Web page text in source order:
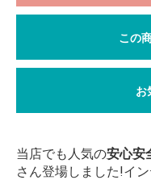
この
お
当店でも人気の安心安
さん登場しました!イ